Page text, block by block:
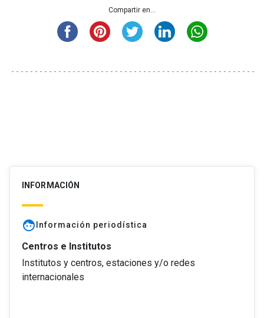
Compartir en...
INFORMACIÓN
face Información periodística
Centros e Institutos
Institutos y centros, estaciones y/o redes
internacionales